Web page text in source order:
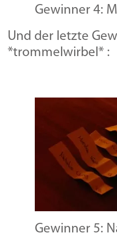
Gewinner 4:
Und der letzte
*trommelwirbel* :
Gewinner 5: